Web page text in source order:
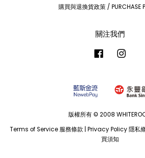
購買與退換貨政策 / PURCHASE
關注我們
Facebook
版權所有 © 2008
Terms of Service 服務條款
Privacy Policy 隱私
買須知